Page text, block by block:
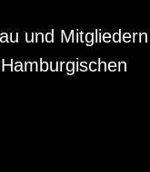
und Mitgliedern